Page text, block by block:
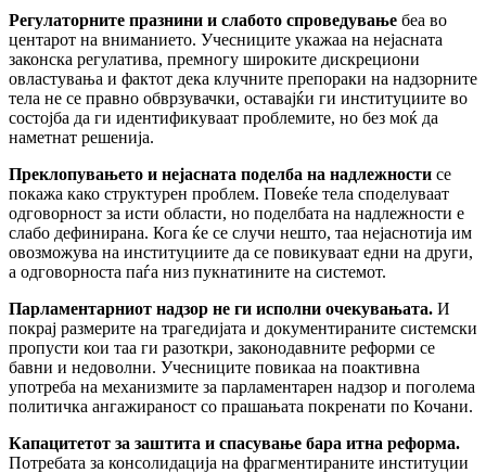
Регулаторните празнини и слабото спроведување беа во
центарот на вниманието. Учесниците укажаа на нејасната
законска регулатива, премногу широките дискрециони
овластувања и фактот дека клучните препораки на надзорните
тела не се правно обврзувачки, оставајќи ги институциите во
состојба да ги идентификуваат проблемите, но без моќ да
наметнат решенија.
Преклопувањето и нејасната поделба на надлежности се
покажа како структурен проблем. Повеќе тела споделуваат
одговорност за исти области, но поделбата на надлежности е
слабо дефинирана. Кога ќе се случи нешто, таа нејаснотија им
овозможува на институциите да се повикуваат едни на други,
а одговорноста паѓа низ пукнатините на системот.
Парламентарниот надзор не ги исполни очекувањата. И
покрај размерите на трагедијата и документираните системски
пропусти кои таа ги разоткри, законодавните реформи се
бавни и недоволни. Учесниците повикаа на поактивна
употреба на механизмите за парламентарен надзор и поголема
политичка ангажираност со прашањата покренати по Кочани.
Капацитетот за заштита и спасување бара итна реформа.
Потребата за консолидација на фрагментираните институции